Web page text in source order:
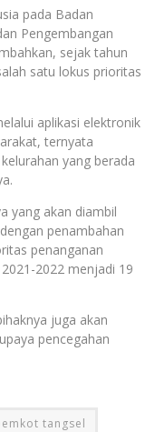
pada Badan
Pengembangan
sejak tahun
satu lokus prioritas
aplikasi elektronik
ternyata
yang berada
yang akan diambil
penambahan
penanganan
2022 menjadi 19
juga akan
pencegahan
tangsel